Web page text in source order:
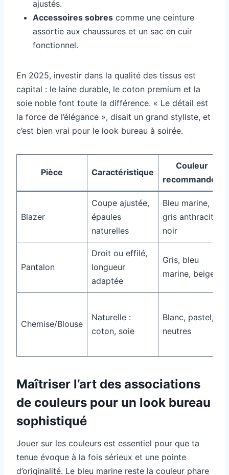
ajustés.
Accessoires sobres comme une ceinture
assortie aux chaussures et un sac en cuir
fonctionnel.
En 2025, investir dans la qualité des tissus est
capital : le laine durable, le coton premium et la
soie noble font toute la différence. « Le détail est
la force de l’élégance », disait un grand styliste, et
c’est bien vrai pour le look bureau à soirée.
Pièce Caractéristique
Couleur
recommandée
Blazer
Coupe ajustée,
épaules
naturelles
Bleu marine,
gris anthracite,
noir
Pantalon
Droit ou effilé,
longueur
adaptée
Gris, bleu
marine, beige
Chemise/Blouse
Naturelle :
coton, soie
Blanc, pastel,
neutres
Maîtriser l’art des associations
de couleurs pour un look bureau
sophistiqué
Jouer sur les couleurs est essentiel pour que ta
tenue évoque à la fois sérieux et une pointe
d’originalité. Le bleu marine reste la couleur phare